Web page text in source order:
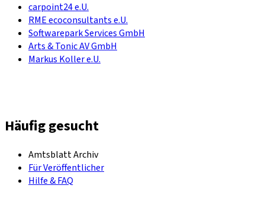
carpoint24 e.U.
RME ecoconsultants e.U.
Softwarepark Services GmbH
Arts & Tonic AV GmbH
Markus Koller e.U.
Häufig gesucht
Amtsblatt Archiv
Für Veröffentlicher
Hilfe & FAQ